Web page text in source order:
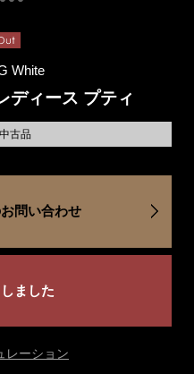
White
ディース プティ
古品
問い合わせ
ました
レーション